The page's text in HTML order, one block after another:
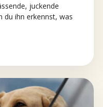
juckende
du ihn erkennst, was